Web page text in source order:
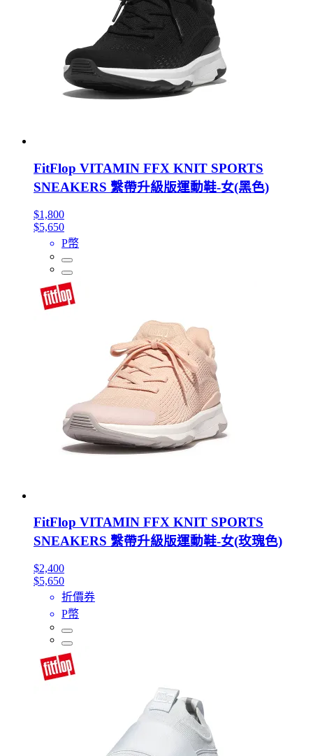
FitFlop VITAMIN FFX KNIT SPORTS
SNEAKERS 繫帶升級版運動鞋-女(黑色)
$1,800
$5,650
P幣
FitFlop VITAMIN FFX KNIT SPORTS
SNEAKERS 繫帶升級版運動鞋-女(玫瑰色)
$2,400
$5,650
折價券
P幣